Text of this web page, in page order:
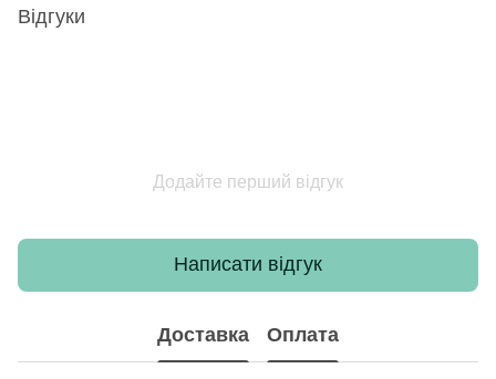
Відгуки
Додайте перший відгук
Написати відгук
Доставка Оплата